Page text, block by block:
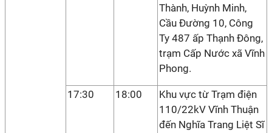
Thành, Huỳnh Minh,
Cầu Đường 10, Công
Ty 487 ấp Thạnh Đông,
trạm Cấp Nước xã Vĩnh
Phong.
17:30 18:00
Khu vực từ Trạm điện
110/22kV Vĩnh Thuận
đến Nghĩa Trang Liệt Sĩ